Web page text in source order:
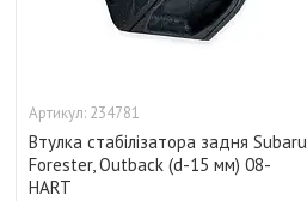
234781
Втулка стабілізатора задня Subaru
Forester, Outback (d-15 мм) 08-
HART